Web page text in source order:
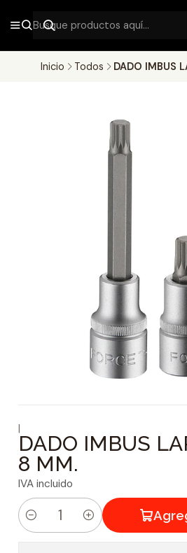
Inicio Todos DADO IMBUS
|
DADO IMBUS
8 MM.
IVA incluido
C